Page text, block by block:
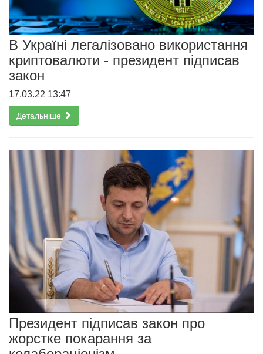
В Україні легалізовано використання
криптовалюти - президент підписав
закон
17.03.22 13:47
Детальніше
Президент підписав закон про
жорстке покарання за